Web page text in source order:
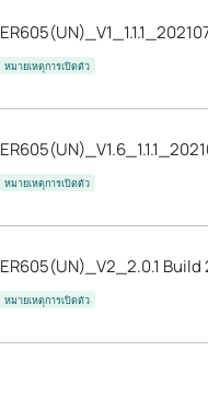
หมายเหตุการเปิดตัว
หมายเหตุการเปิดตัว
ER605(UN)_V2_2.0.1
หมายเหตุการเปิดตัว